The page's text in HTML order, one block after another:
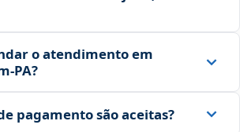
o atendimento em
pagamento são aceitas?